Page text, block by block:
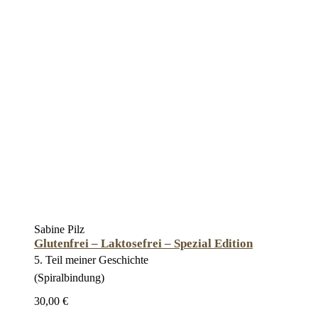
Sabine Pilz
Glutenfrei – Laktosefrei – Spezial Edition
5. Teil meiner Geschichte
(Spiralbindung)
30,00 €